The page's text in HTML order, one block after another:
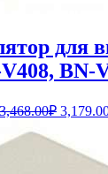
для
BN-
3,468.00₽